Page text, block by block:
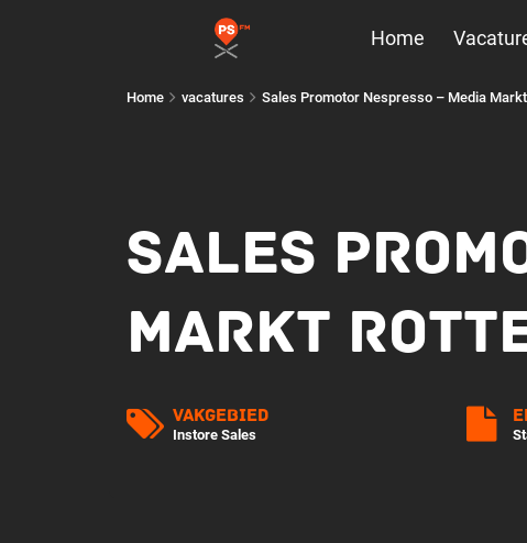
Home
Home vacatures Sales Promotor Nespresso – Media
SALES
MARKT
Vakgebied
Instore Sales